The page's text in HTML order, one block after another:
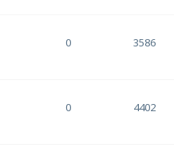
0 3586
0 4402